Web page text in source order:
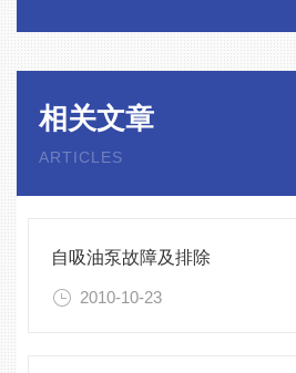
相关文章
ARTICLES
自吸油泵故障及排除
2010-10-23